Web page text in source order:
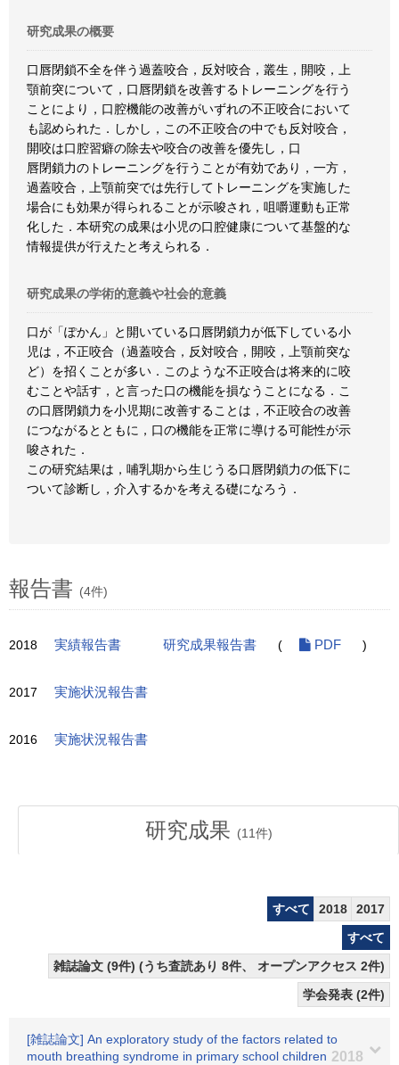
研究成果の概要
口唇閉鎖不全を伴う過蓋咬合，反対咬合，叢生，開咬，上
顎前突について，口唇閉鎖を改善するトレーニングを行う
ことにより，口腔機能の改善がいずれの不正咬合において
も認められた．しかし，この不正咬合の中でも反対咬合，
開咬は口腔習癖の除去や咬合の改善を優先し，口
唇閉鎖力のトレーニングを行うことが有効であり，一方，
過蓋咬合，上顎前突では先行してトレーニングを実施した
場合にも効果が得られることが示唆され，咀嚼運動も正常
化した．本研究の成果は小児の口腔健康について基盤的な
情報提供が行えたと考えられる．
研究成果の学術的意義や社会的意義
口が「ぽかん」と開いている口唇閉鎖力が低下している小
児は，不正咬合（過蓋咬合，反対咬合，開咬，上顎前突な
ど）を招くことが多い．このような不正咬合は将来的に咬
むことや話す，と言った口の機能を損なうことになる．こ
の口唇閉鎖力を小児期に改善することは，不正咬合の改善
につながるとともに，口の機能を正常に導ける可能性が示
唆された．
この研究結果は，哺乳期から生じうる口唇閉鎖力の低下に
ついて診断し，介入するかを考える礎になろう．
報告書 (4件)
2018 実績報告書 研究成果報告書 ( PDF )
2017 実施状況報告書
2016 実施状況報告書
研究成果 (11件)
すべて 2018
2017
すべて
雑誌論文 (9件) (うち査読あり 8件、 オープンアクセス 2件)
学会発表 (2件)
[雑誌論文] An exploratory study of the factors related to
mouth breathing syndrome in primary school children 2018